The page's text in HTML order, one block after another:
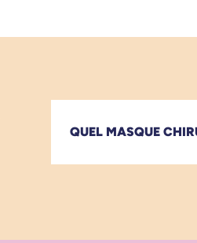
QUEL MASQUE